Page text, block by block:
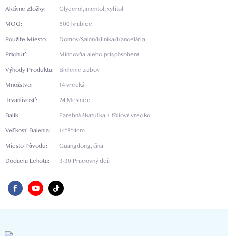
Aktívne Zložky: Glycerol, mentol, xylitol
MOQ: 500 krabice
Použite Miesto: Domov/Salón/Klinika/Kancelária
Príchuť: Mincovňa alebo prispôsobená
Výhody Produktu: Bielenie zubov
Množstvo: 14 vrecká
Trvanlivosť: 24 Mesiace
Balík: Farebná škatuľka + fóliové vrecko
Veľkosť Balenia: 14*8*4cm
Miesto Pôvodu: Guangdong, čína
Dodacia Lehota: 3-30 Pracovný deň